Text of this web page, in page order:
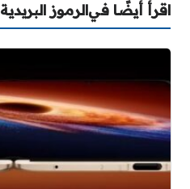
اقرأ أيضًا فيالرموز البريدية